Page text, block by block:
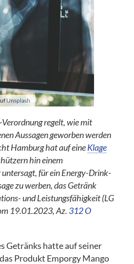
Unsplash
regelt, wie mit
Aussagen geworben werden
Hamburg hat auf eineKlage
hin einem
für ein Energy-Drink-
zu werben, das Getränk
und Leistungsfähigkeit (LG
19.01.2023, Az. 312 O
Getränks hatte auf seiner
Produkt Emporgy Mango